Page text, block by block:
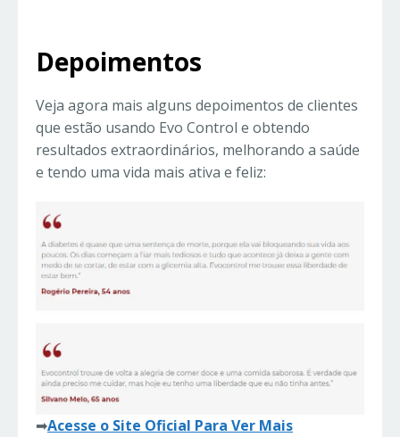
Depoimentos
Veja agora mais alguns depoimentos de clientes
que estão usando Evo Control e obtendo
resultados extraordinários, melhorando a saúde
e tendo uma vida mais ativa e feliz:
➡Acesse o Site Oficial Para Ver Mais